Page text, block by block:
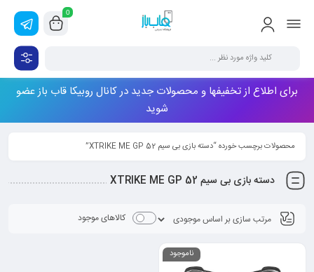
0
برای اطلاع از تخفیفها و محصولات جدید در کانال روبیکا قاب باز عضو
شوید
محصولات برچسب خورده “دسته بازی بی سیم XTRIKE ME GP 52”
دسته بازی بی سیم XTRIKE ME GP 52
کالاهای موجود
ناموجود